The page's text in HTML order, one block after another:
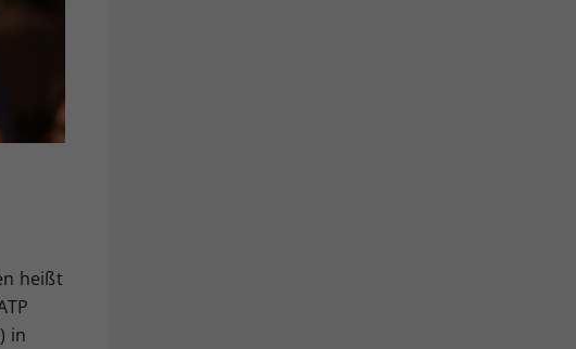
heißt
in
der